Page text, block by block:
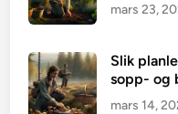
mars 23,
Slik
sopp- og
mars 14,